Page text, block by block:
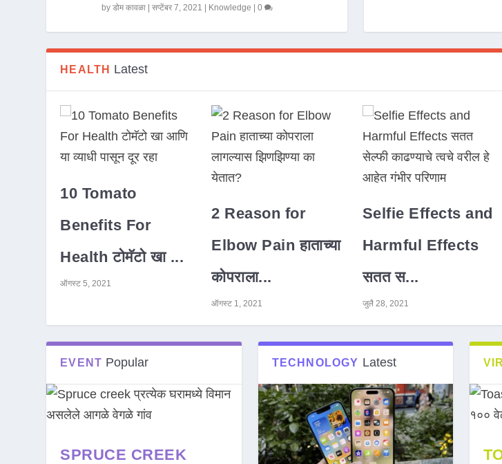
byडोम कावळा |सप्टेंबर 7, 2021 Knowledge |0
HEALTH Latest
10 Tomato
Benefits For
Health टोमॅटो खा ...
ऑगस्ट 5, 2021
2 Reason for
Elbow Pain हाताच्या
कोपराला...
ऑगस्ट 1, 2021
Selfie Effects and
Harmful Effects
सतत स...
जुलै 28, 2021
EVENT Popular
SPRUCE CREEK
TECHNOLOGY Latest